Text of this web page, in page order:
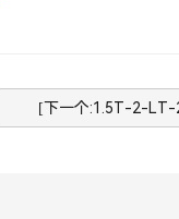
[下一个:1.5T-2-LT-